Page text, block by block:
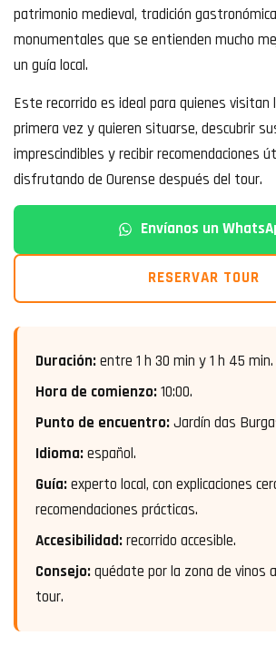
patrimonio medieval, tradición
monumentales que se entienden mucho
un guía local.
Este recorrido es ideal para quienes visitan
primera vez y quieren situarse, descubrir
imprescindibles y recibir recomendaciones
disfrutando de Ourense después del tour.
Envíanos un
RESERVAR TOUR
Duración:entre 1 h 30 min y 1 h 45 min.
Hora de comienzo:10:00.
Punto de encuentro:Jardín das
Idioma:español.
Guía:experto local, con explicaciones
recomendaciones prácticas.
Accesibilidad:recorrido accesible.
Consejo:quédate por la zona de vinos
tour.